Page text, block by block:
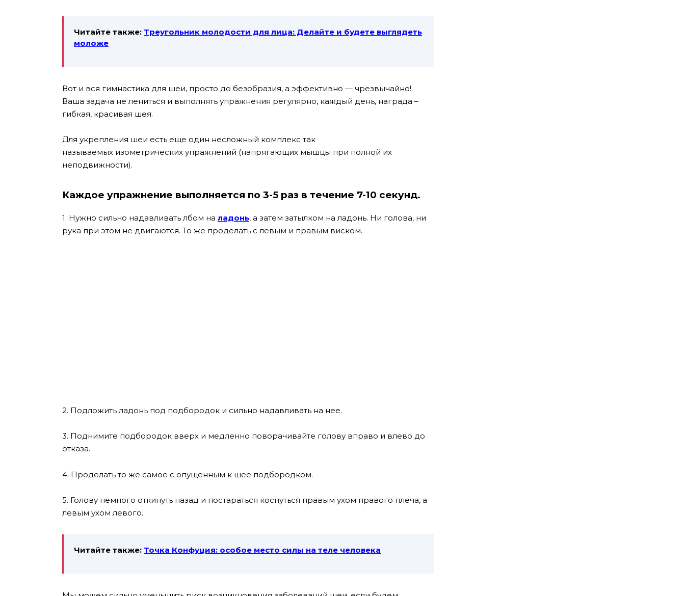
Читайте также: Треугольник молодости для лица: Делайте и будете выглядеть
моложе
Вот и вся гимнастика для шеи, просто до безобразия, а эффективно — чрезвычайно!
Ваша задача не лениться и выполнять упражнения регулярно, каждый день, награда –
гибкая, красивая шея.
Для укрепления шеи есть еще один несложный комплекс так
называемых изометрических упражнений (напрягающих мышцы при полной их
неподвижности).
Каждое упражнение выполняется по 3-5 раз в течение 7-10 секунд.
1. Нужно сильно надавливать лбом на ладонь, а затем затылком на ладонь. Ни голова, ни
рука при этом не двигаются. То же проделать с левым и правым виском.
2. Подложить ладонь под подбородок и сильно надавливать на нее.
3. Поднимите подбородок вверх и медленно поворачивайте голову вправо и влево до
отказа.
4. Проделать то же самое с опущенным к шее подбородком.
5. Голову немного откинуть назад и постараться коснуться правым ухом правого плеча, а
левым ухом левого.
Читайте также: Точка Конфуция: особое место силы на теле человека